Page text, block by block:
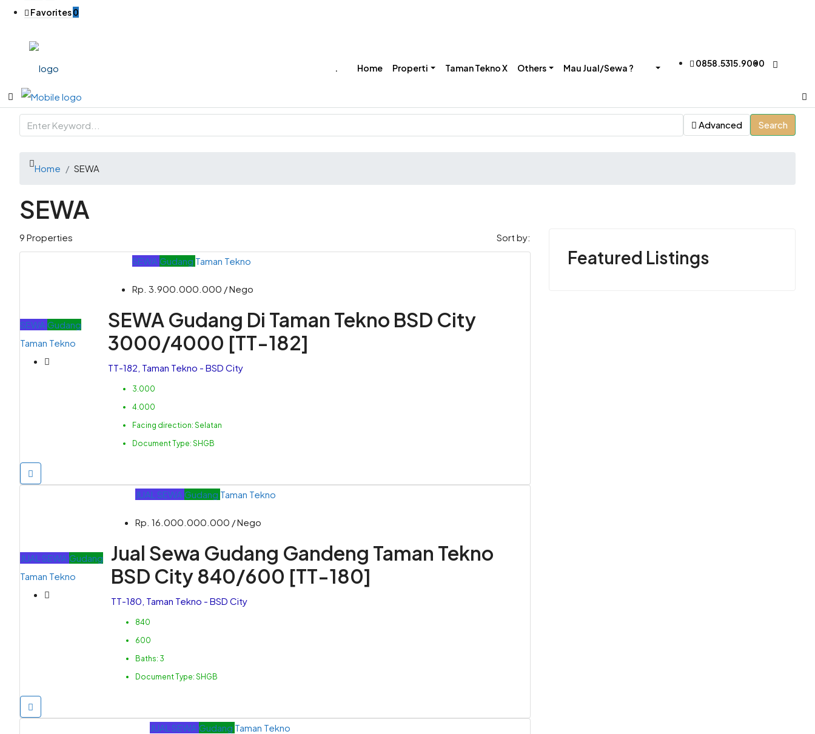
Favorites0
‎. Home Properti Taman Tekno X Others Mau Jual/Sewa ? 0858.5315.9000
Advanced Search
Home SEWA
SEWA
9 Properties Sort by:
SEWA Gudang
Taman Tekno
SEWA Gudang Taman Tekno
Rp. 3.900.000.000 / Nego
SEWA Gudang Di Taman Tekno BSD City
3000/4000 [TT-182]
TT-182, Taman Tekno - BSD City
3.000
4.000
Facing direction: Selatan
Document Type: SHGB
JUAL SEWA Gudang
Taman Tekno
JUALSEWAGudang Taman Tekno
Rp. 16.000.000.000 / Nego
Jual Sewa Gudang Gandeng Taman Tekno
BSD City 840/600 [TT-180]
TT-180, Taman Tekno - BSD City
840
600
Baths: 3
Document Type:SHGB
JUAL SEWA Gudang Taman Tekno
Featured Listings